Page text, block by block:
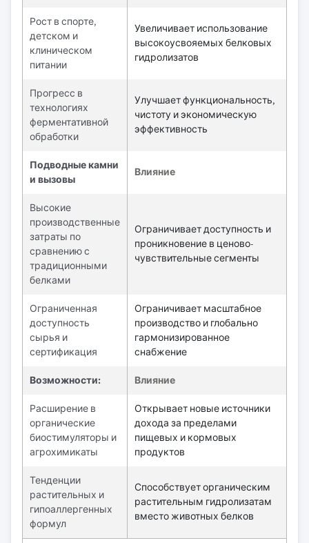
Рост в спорте,
детском и
клиническом
питании
Увеличивает использование
высокоусвояемых белковых
гидролизатов
Прогресс в
технологиях
ферментативной
обработки
Улучшает функциональность,
чистоту и экономическую
эффективность
Подводные камни
и вызовы
Влияние
Высокие
производственные
затраты по
сравнению с
традиционными
белками
Ограничивает доступность и
проникновение в ценово-
чувствительные сегменты
Ограниченная
доступность
сырья и
сертификация
Ограничивает масштабное
производство и глобально
гармонизированное
снабжение
Возможности: Влияние
Расширение в
органические
биостимуляторы и
агрохимикаты
Открывает новые источники
дохода за пределами
пищевых и кормовых
продуктов
Тенденции
растительных и
гипоаллергенных
формул
Способствует органическим
растительным гидролизатам
вместо животных белков